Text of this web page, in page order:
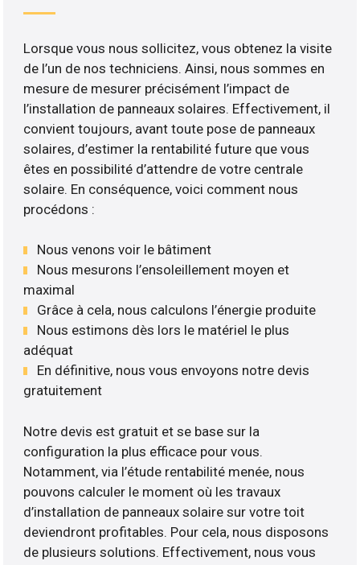
Lorsque vous nous sollicitez, vous obtenez la visite
de l’un de nos techniciens. Ainsi, nous sommes en
mesure de mesurer précisément l’impact de
l’installation de panneaux solaires. Effectivement, il
convient toujours, avant toute pose de panneaux
solaires, d’estimer la rentabilité future que vous
êtes en possibilité d’attendre de votre centrale
solaire. En conséquence, voici comment nous
procédons :
Nous venons voir le bâtiment
Nous mesurons l’ensoleillement moyen et
maximal
Grâce à cela, nous calculons l’énergie produite
Nous estimons dès lors le matériel le plus
adéquat
En définitive, nous vous envoyons notre devis
gratuitement
Notre devis est gratuit et se base sur la
configuration la plus efficace pour vous.
Notamment, via l’étude rentabilité menée, nous
pouvons calculer le moment où les travaux
d’installation de panneaux solaire sur votre toit
deviendront profitables. Pour cela, nous disposons
de plusieurs solutions. Effectivement, nous vous